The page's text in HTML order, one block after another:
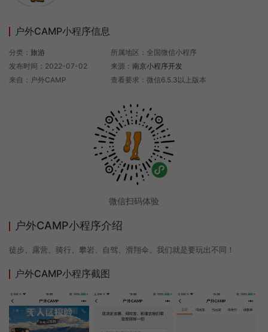
户外CAMP小程序信息
分类： 旅游
发布时间：2022-07-02
来自：户外CAMP
所属地区：全国微信小程序
来源： 南京小程序开发
查看要求：微信6.5.3以上版本
微信扫码体验
户外CAMP小程序介绍
徒步、露营、骑行、攀岩、自驾、滑翔伞。我们就是要玩出不同！
户外CAMP小程序截图